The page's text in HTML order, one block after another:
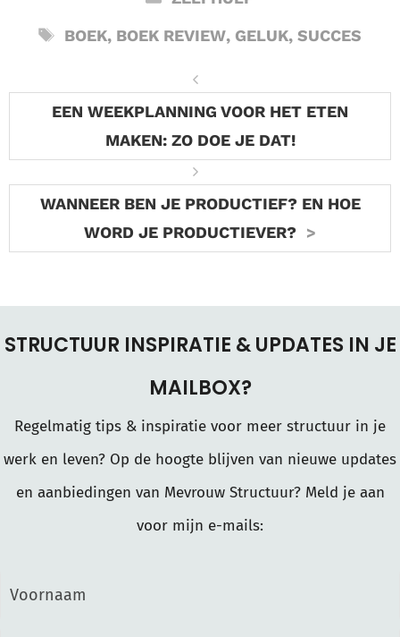
TAGS
BOEK, BOEK REVIEW, GELUK, SUCCES
EEN WEEKPLANNING VOOR HET ETEN
MAKEN: ZO DOE JE DAT!
WANNEER BEN JE PRODUCTIEF? EN HOE
WORD JE PRODUCTIEVER?
STRUCTUUR INSPIRATIE & UPDATES IN JE
MAILBOX?
Regelmatig tips & inspiratie voor meer structuur in je
werk en leven? Op de hoogte blijven van nieuwe updates
en aanbiedingen van Mevrouw Structuur? Meld je aan
voor mijn e-mails: